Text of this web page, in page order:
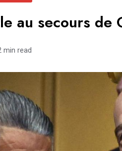
au secours
min read